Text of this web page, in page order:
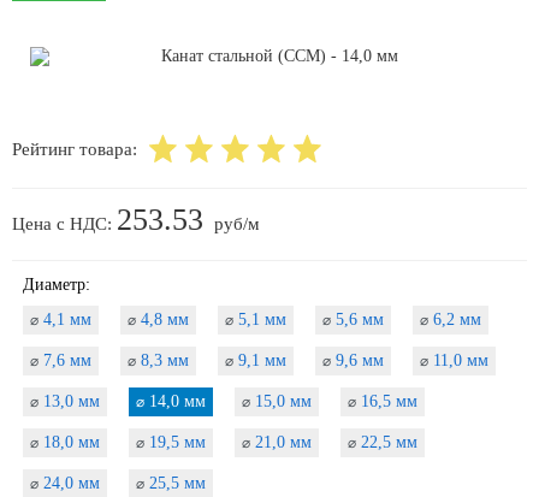
Рейтинг товара:
Цена с НДС: 253.53 руб/м
Диаметр:
⌀ 4,1 мм ⌀ 4,8 мм ⌀ 5,1 мм ⌀ 5,6 мм ⌀ 6,2 мм
⌀ 7,6 мм ⌀ 8,3 мм ⌀ 9,1 мм ⌀ 9,6 мм ⌀ 11,0 мм
⌀ 13,0 мм ⌀ 14,0 мм ⌀ 15,0 мм ⌀ 16,5 мм
⌀ 18,0 мм ⌀ 19,5 мм ⌀ 21,0 мм ⌀ 22,5 мм
⌀ 24,0 мм ⌀ 25,5 мм